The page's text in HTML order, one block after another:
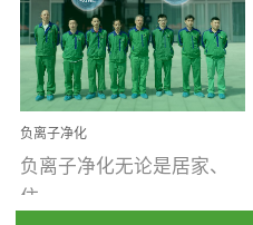
温暖潮湿、营养物质多、
通风缓慢的空间最易滋生
大量霉菌的...
负离子净化
负离子净化无论是居家、
住...